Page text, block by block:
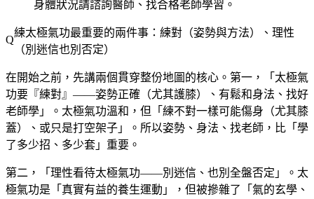
身體狀況請諮詢醫師、找合格老師學習。
練太極氣功最重要的兩件事：練對（姿勢與方法）、理性
（別迷信也別否定）
在開始之前，先講兩個貫穿整份地圖的核心。第一，「太極氣
功要『練對』——姿勢正確（尤其護膝）、有鬆和身法、找好
老師學」。太極氣功溫和，但「練不對一樣可能傷身（尤其膝
蓋）、或只是打空架子」。所以姿勢、身法、找老師，比「學
了多少招、多少套」重要。
第二，「理性看待太極氣功——別迷信、也別全盤否定」。太
極氣功是「真實有益的養生運動」，但被摻雜了「氣的玄學、